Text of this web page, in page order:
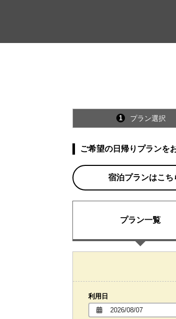
1 プラン選択
ご希望の日帰りプランを
宿泊プランはこち
プラン一覧
利用日